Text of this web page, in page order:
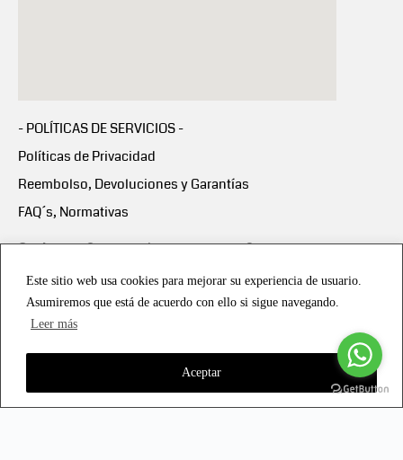
Este sitio web usa cookies para mejorar su experiencia de usuario.
Asumiremos que está de acuerdo con ello si sigue navegando.
Leer más
Aceptar
- POLÍTICAS DE SERVICIOS -
Políticas de Privacidad
Reembolso, Devoluciones y Garantías
FAQ´s, Normativas
Scalapay:Compra ahora y paga en 3 cuotas
Scalapay Política Privacidad
Copyright © 2021 all rights reserved - Vialmotor